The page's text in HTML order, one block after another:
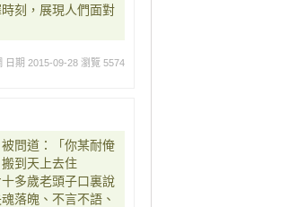
刻，展現人們面對
日期 2015-09-28 瀏覽 5574
問道：「你某耐俺
到天上去住
多歲老頭子口裏說
落魄、不言不語、